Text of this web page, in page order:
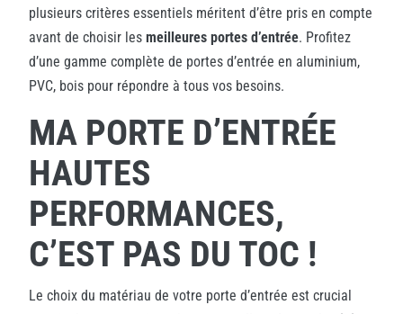
plusieurs critères essentiels méritent d’être pris en compte
avant de choisir les meilleures portes d’entrée. Profitez
d’une gamme complète de portes d’entrée en aluminium,
PVC, bois pour répondre à tous vos besoins.
MA PORTE D’ENTRÉE
HAUTES
PERFORMANCES,
C’EST PAS DU TOC !
Le choix du matériau de votre porte d’entrée est crucial